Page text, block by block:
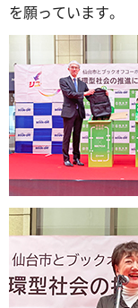
を願っています。